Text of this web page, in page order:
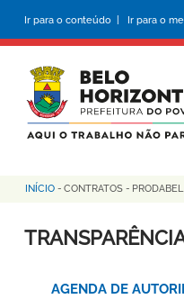
conteúdo
principal
Ir para o conteúdo | Ir para o
Trilha
de
INÍCIO - CONTRATOS -
AGENDA DE